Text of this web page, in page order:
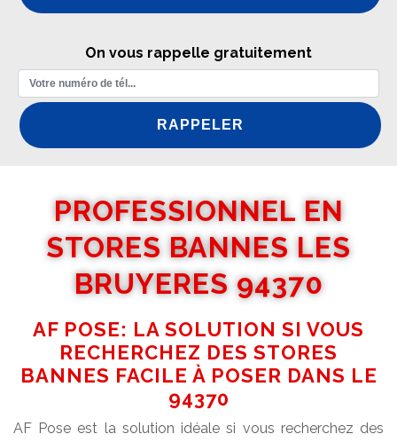
On vous rappelle gratuitement
PROFESSIONNEL EN
STORES BANNES LES
BRUYERES 94370
AF POSE: LA SOLUTION SI VOUS
RECHERCHEZ DES STORES
BANNES FACILE À POSER DANS LE
94370
AF Pose est la solution idéale si vous recherchez des